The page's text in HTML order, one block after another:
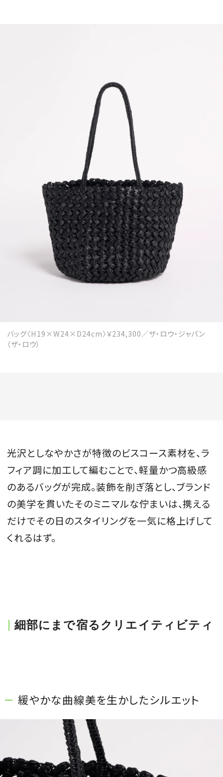
MAGAZINE
SPUR 2026 JULY
2026年9月号
2026-07-23発売
最新号を試し読み
バッグ〈H19×W24×D24cm〉￥234,300／ザ・ロウ・ジャパン
（ザ・ロウ）
光沢としなやかさが特徴のビスコース素材を、ラ
フィア調に加工して編むことで、軽量かつ高級感
のあるバッグが完成。装飾を削ぎ落とし、ブランド
の美学を貫いたそのミニマルな佇まいは、携える
だけでその日のスタイリングを一気に格上げして
くれるはず。
細部にまで宿るクリエイティビティ
緩やかな曲線美を生かしたシルエット